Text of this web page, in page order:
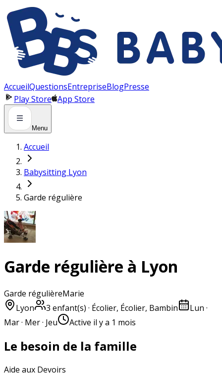
AccueilQuestionsEntrepriseBlogPresse
Play Store App Store
Menu
Accueil
Babysitting Lyon
Garde régulière
Garde régulière à Lyon
Garde régulièreMarie
Lyon
3 enfant(s) · Écolier, Écolier, Bambin
Lun ·
Mar · Mer · Jeu
Active il y a 1 mois
Le besoin de la famille
Aide aux Devoirs
Panneau de gestion des cookies